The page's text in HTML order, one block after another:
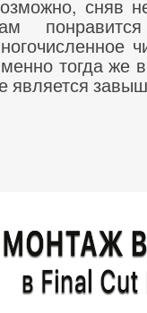
сняв
тогда же
является